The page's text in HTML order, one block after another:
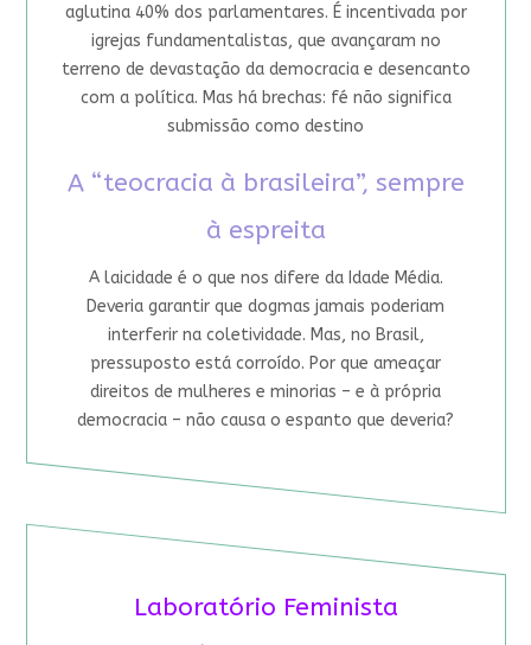
aglutina 40% dos parlamentares. É incentivada por
igrejas fundamentalistas, que avançaram no
terreno de devastação da democracia e desencanto
com a política. Mas há brechas: fé não significa
submissão como destino
A “teocracia à brasileira”, sempre
à espreita
A laicidade é o que nos difere da Idade Média.
Deveria garantir que dogmas jamais poderiam
interferir na coletividade. Mas, no Brasil,
pressuposto está corroído. Por que ameaçar
direitos de mulheres e minorias – e à própria
democracia – não causa o espanto que deveria?
Laboratório Feminista